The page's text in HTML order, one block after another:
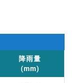
降雨量
(mm)